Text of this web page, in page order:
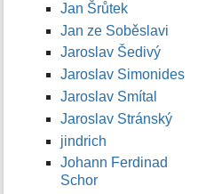
Jan Šrůtek
Jan ze Soběslavi
Jaroslav Šedivý
Jaroslav Simonides
Jaroslav Smítal
Jaroslav Stránský
jindrich
Johann Ferdinad
Schor